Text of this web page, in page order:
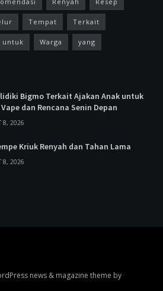
Tempat Terkait
untuk Warga yang
Bigmo Terkait Ajakan Anak untuk
dan Rencana Senin Depan
8, 2026
Kriuk Renyah dan Tahan Lama
8, 2026
news & magazine theme by